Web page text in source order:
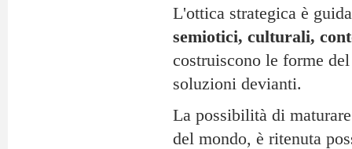
L'ottica strategica è
semiotici, culturali,
costruiscono le forme
soluzioni devianti.
La possibilità di
del mondo, è ritenuta